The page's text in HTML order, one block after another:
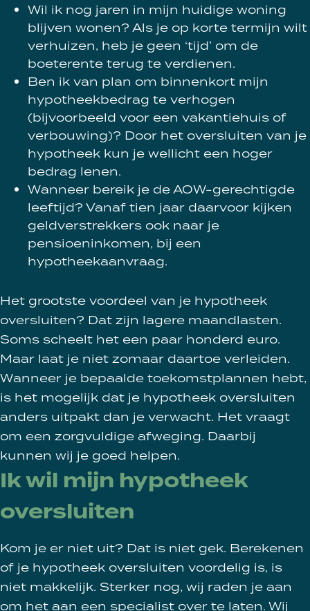
Wil ik nog jaren in mijn huidige woning
blijven wonen? Als je op korte termijn wilt
verhuizen, heb je geen ‘tijd’ om de
boeterente terug te verdienen.
Ben ik van plan om binnenkort mijn
hypotheekbedrag te verhogen
(bijvoorbeeld voor een vakantiehuis of
verbouwing)? Door het oversluiten van je
hypotheek kun je wellicht een hoger
bedrag lenen.
Wanneer bereik je de AOW-gerechtigde
leeftijd? Vanaf tien jaar daarvoor kijken
geldverstrekkers ook naar je
pensioeninkomen, bij een
hypotheekaanvraag.
Het grootste voordeel van je hypotheek
oversluiten? Dat zijn lagere maandlasten.
Soms scheelt het een paar honderd euro.
Maar laat je niet zomaar daartoe verleiden.
Wanneer je bepaalde toekomstplannen hebt,
is het mogelijk dat je hypotheek oversluiten
anders uitpakt dan je verwacht. Het vraagt
om een zorgvuldige afweging. Daarbij
kunnen wij je goed helpen.
Ik wil mijn hypotheek
oversluiten
Kom je er niet uit? Dat is niet gek. Berekenen
of je hypotheek oversluiten voordelig is, is
niet makkelijk. Sterker nog, wij raden je aan
om het aan een specialist over te laten. Wij